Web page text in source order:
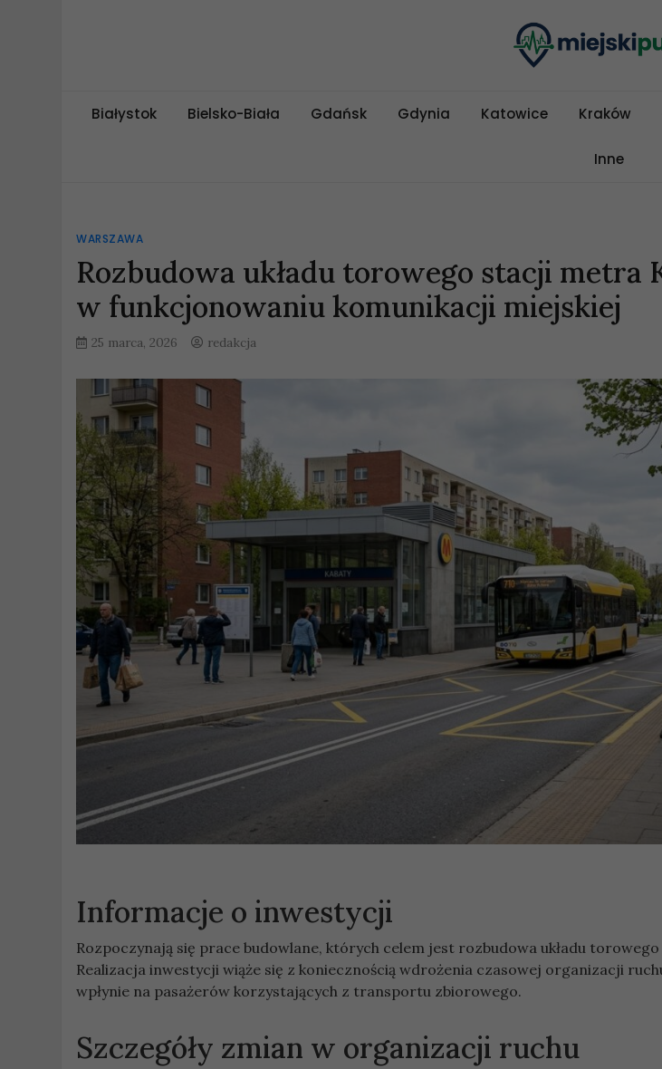
miejskipuls.pl
Białystok Bielsko-Biała Gdańsk Gdynia Katowice Kraków
Inne
WARSZAWA
Rozbudowa układu torowego stacji metra
w funkcjonowaniu komunikacji miejskiej
25 marca, 2026 redakcja
Informacje o inwestycji
Rozpoczynają się prace budowlane, których celem jest rozbudowa układu
Realizacja inwestycji wiąże się z koniecznością wdrożenia czasowej organizacji
wpłynie na pasażerów korzystających z transportu zbiorowego.
Szczegóły zmian w organizacji ruchu